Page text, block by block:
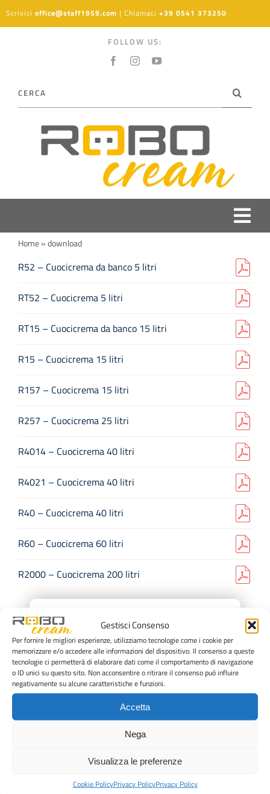
Gestisci Consenso
Per fornire le migliori esperienze, utilizziamo tecnologie come i cookie per
memorizzare e/o accedere alle informazioni del dispositivo. Il consenso a queste
tecnologie ci permetterà di elaborare dati come il comportamento di navigazione
o ID unici su questo sito. Non acconsentire o ritirare il consenso può influire
negativamente su alcune caratteristiche e funzioni.
Accetta
Nega
Visualizza le preferenze
Cookie PolicyPrivacy PolicyPrivacy Policy
Salta
al
Scrivici office@staff1959.com | Chiamaci +39 0541 373250
FOLLOW US:
Azienda
Contatti
Home»download
R52 – Cuocicrema da banco 5 litri
RT52 – Cuocicrema 5 litri
RT15 – Cuocicrema da banco 15 litri
R15 – Cuocicrema 15 litri
R157 – Cuocicrema 15 litri
R257 – Cuocicrema 25 litri
R4014 – Cuocicrema 40 litri
R4021 – Cuocicrema 40 litri
R40 – Cuocicrema 40 litri
R60 – Cuocicrema 60 litri
R2000 – Cuocicrema 200 litri
office@staff1959.com